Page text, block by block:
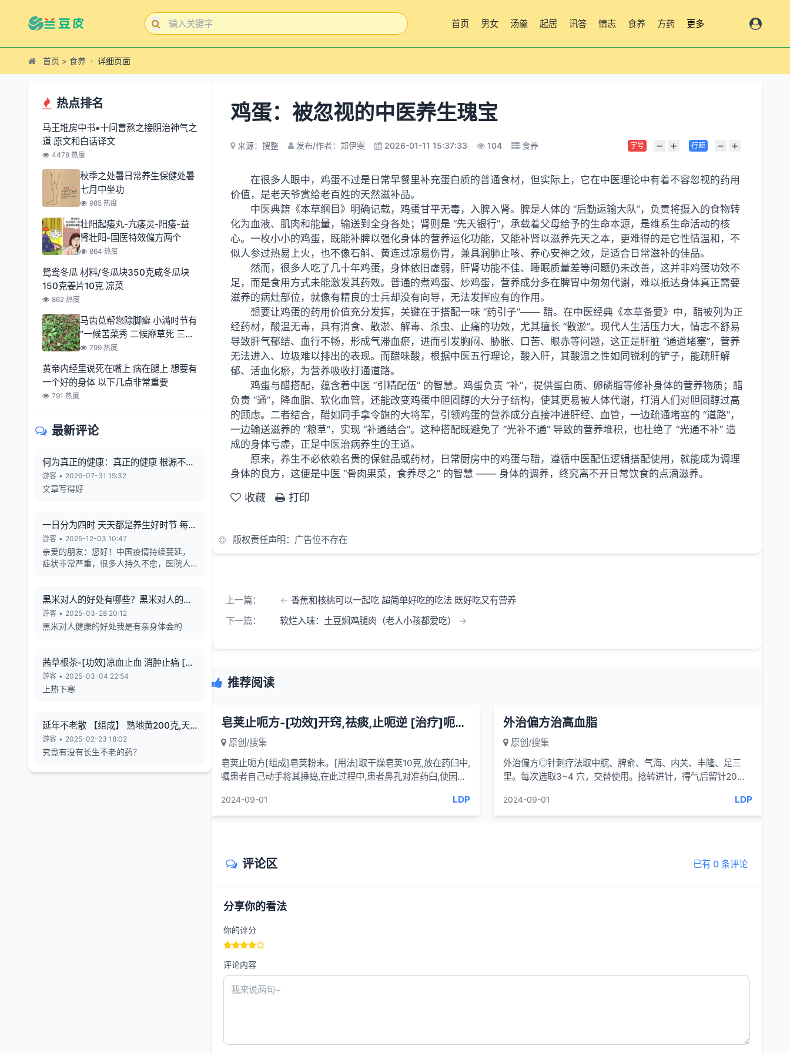
首页 男女 汤羹 起居 讯答 情志 食养 方药 更多
首页 > 食养 详细页面
热点排名
马王堆房中书▪十问曹熬之接阴治神气之
道 原文和白话译文
4478 热度
秋季之处暑日常养生保健处暑
七月中坐功
985 热度
壮阳起痿丸-亢痿灵-阳痿-益
肾壮阳-国医特效偏方两个
864 热度
鸳鸯冬瓜 材料/冬瓜块350克咸冬瓜块
150克姜片10克 凉菜
862 热度
马齿苋帮您除脚癣 小满时节有
“一候苦菜秀 二候靡草死 三候
麦秋至
799 热度
黄帝内经里说死在嘴上 病在腿上 想要有
一个好的身体 以下几点非常重要
791 热度
最新评论
何为真正的健康：真正的健康 根源不在
向外寻觅
游客 • 2026-07-31 15:32
文章写得好
一日分为四时 天天都是养生好时节 每一
天的养生也有4个最关键的时段
游客 • 2025-12-03 10:47
亲爱的朋友：您好！中国疫情持续蔓延，
症状非常严重，很多人持久不愈，医院人
气异象频发。古今中外的预言也说了这几
年人类有大灾难，如刘伯温在预言中说 "贫
者一万留一千，富者一万留二三”,“贫富若
不回心转，看看死期到眼前”, 预言中也告诉
躲过末劫中的劫难，有个美好的未来，请
您务必打开下方网址认真了解，内有躲避
瘟疫保平安的方法。网址1：
bitly.net/55dd55 网址2：
黑米对人的好处有哪些？黑米对人的长
寿有帮助
游客 • 2025-03-28 20:12
黑米对人健康的好处我是有亲身体会的
茜草根茶-[功效]凉血止血 消肿止痛 [治
疗] 小儿流行性腮腺炎-一味妙方
游客 • 2025-03-04 22:54
上热下寒
延年不老散 【组成】 熟地黄200克,天
冬180克 五味子60 克
游客 • 2025-02-23 18:02
究竟有没有长生不老的药？
鸡蛋：被忽视的中医养生瑰宝
来源：搜整 发布/作者：郑伊雯 2026-01-11 15:37:33 104 食养 字号 − + 行距 − +
在很多人眼中，鸡蛋不过是日常早餐里补充蛋白质的普通食材，但实际上，它在中医理论中有着不容忽视的药用
价值，是老天爷赏给老百姓的天然滋补品。
中医典籍《本草纲目》明确记载，鸡蛋甘平无毒，入脾入肾。脾是人体的 “后勤运输大队”，负责将摄入的食物转
化为血液、肌肉和能量，输送到全身各处；肾则是 “先天银行”，承载着父母给予的生命本源，是维系生命活动的核
心。一枚小小的鸡蛋，既能补脾以强化身体的营养运化功能，又能补肾以滋养先天之本，更难得的是它性情温和，不
似人参过热易上火，也不像石斛、黄连过凉易伤胃，兼具润肺止咳、养心安神之效，是适合日常滋补的佳品。
然而，很多人吃了几十年鸡蛋，身体依旧虚弱，肝肾功能不佳、睡眠质量差等问题仍未改善，这并非鸡蛋功效不
足，而是食用方式未能激发其药效。普通的煮鸡蛋、炒鸡蛋，营养成分多在脾胃中匆匆代谢，难以抵达身体真正需要
滋养的病灶部位，就像有精良的士兵却没有向导，无法发挥应有的作用。
想要让鸡蛋的药用价值充分发挥，关键在于搭配一味 “药引子”—— 醋。在中医经典《本草备要》中，醋被列为正
经药材，酸温无毒，具有消食、散淤、解毒、杀虫、止痛的功效，尤其擅长 “散淤”。现代人生活压力大，情志不舒易
导致肝气郁结、血行不畅，形成气滞血瘀，进而引发胸闷、胁胀、口苦、眼赤等问题，这正是肝脏 “通道堵塞”，营养
无法进入、垃圾难以排出的表现。而醋味酸，根据中医五行理论，酸入肝，其酸温之性如同锐利的铲子，能疏肝解
郁、活血化瘀，为营养吸收打通道路。
鸡蛋与醋搭配，蕴含着中医 “引精配伍” 的智慧。鸡蛋负责 “补”，提供蛋白质、卵磷脂等修补身体的营养物质；醋
负责 “通”，降血脂、软化血管，还能改变鸡蛋中胆固醇的大分子结构，使其更易被人体代谢，打消人们对胆固醇过高
的顾虑。二者结合，醋如同手拿令旗的大将军，引领鸡蛋的营养成分直接冲进肝经、血管，一边疏通堵塞的 “道路”，
一边输送滋养的 “粮草”，实现 “补通结合”。这种搭配既避免了 “光补不通” 导致的营养堆积，也杜绝了 “光通不补” 造
成的身体亏虚，正是中医治病养生的王道。
原来，养生不必依赖名贵的保健品或药材，日常厨房中的鸡蛋与醋，遵循中医配伍逻辑搭配使用，就能成为调理
身体的良方，这便是中医 “骨肉果菜，食养尽之” 的智慧 —— 身体的调养，终究离不开日常饮食的点滴滋养。
收藏 打印
版权责任声明：广告位不存在
上一篇：
香蕉和核桃可以一起吃 超简单好吃的吃法 既好吃又有营养
下一篇：
软烂入味：土豆焖鸡腿肉（老人小孩都爱吃）
推荐阅读
皂荚止呃方-[功效]开窍,祛痰,止呃逆 [治疗]呃逆-一味方妙
原创/搜集
皂荚止呃方[组成]皂荚粉末。[用法]取干燥皂荚10克,放在药臼中,
嘱患者自己动手将其捶捣,在此过程中,患者鼻孔对准药臼,使因用
2024-09-01 LDP
外治偏方治高血脂
原创/搜集
外治偏方◎针刺疗法取中脘、脾俞、气海、内关、丰隆、足三
里。每次选取3~4 穴，交替使用。捻转进针，得气后留针20分
2024-09-01 LDP
评论区 已有 0 条评论
分享你的看法
你的评分
评论内容